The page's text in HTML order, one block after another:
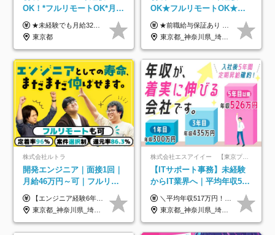
OK！*フルリモートOK*月給
32万～*残業月9.8h*1ヶ月の
研修*資格取得率100％
★未経験でも月給32万円スタート★ 月収32万円～35万円＋各種手当（資格手当だけで毎月15万の上乗せ実績あり！） ★資格手当豊富！1資格につき最大3万円支給 ★功績手当の導入で、毎月のお給与に上乗せで最大10万円支給している社員も！ ★1回の昇級で年収数十万UPも可 ★ゆくゆくは年収1000万以上も目指せる 年俸384万円～1,162万8,000円（12分割） ※経験・スキルを考慮の上決定します ※上記金額には固定残業代（月30h分・60,800円～66,500円）を含みます ※超過分は別途全額支給します ※試用期間2ヶ月間あり（その他待遇に差異はありません）
東京都
OK★フルリモートOK★月
給32万円～★残業月10h＆
年休120日以上★副業可
★前職給与保証あり ★月給32万円以上＋インセンティブあり 月給32万円以上＋インセンティブ＋各種手当 ※上記には固定残業代（月30時間・44,400円～）を含みます ※超過分は別途支給します ※試用期間はございません ★＼成果＝あなたの収入／★ 【1】案件単価ー8万円＝あなたの給与 参画したプロジェクトの案件単価から 一律8万円引いた金額があなたの給与です！ （月給例） ■1人称での構築・小規模な詳細設計 案件単価55万円ー8万円＝月給47万円（還元率85.5%） ■大型案件の設計・構築やプロジェクト管理 案件単価90万円ー8万円＝月給82万円（還元率91.1%） ‥‥‥‥‥‥‥‥‥‥‥‥‥‥‥‥‥‥ 【2】月給の他にも豊富なインセンティブあり 全員が月3～13万円のインセンティブをゲットしています！ ≪インセンティブ制度≫ 稼働している現場で増員・交代が発生し、 当社の人員を配属が決定した際に支給。 ◇C Addition正社員が参画 ：実粗利の10%／毎月 ◇協力会社所属の社員が参画：実粗利の30%／毎月 ≪リファラル制度≫ あなたの知り合いが当社のメンバーになった際に、 毎月1人あたり2万円支給します◎ ‥‥‥‥‥‥‥‥‥‥‥‥‥‥‥‥‥‥
東京都_神奈川県_埼玉県_千葉県_大阪府_愛知県_北海道_青森県_岩手県_宮城県_秋田県_山形県_福島県_茨城県_栃木県_群馬県_新潟県_山梨県_長野県_富山県_石川県_福井県_静岡県_岐阜県_三重県_兵庫県_京都府_滋賀県_奈良県_和歌山県_広島県_岡山県_鳥取県_島根県_山口県_徳島県_香川県_愛媛県_高知県_福岡県_熊本県_佐賀県_長崎県_大分県_宮崎県_鹿児島県_沖縄県
株式会社ルトラ
開発エンジニア｜面接1回｜
月給46万円～可｜フルリモ
ートも可｜案件選択制｜定
着率96％以上｜副業OK｜住
宅手当
【エンジニア経験6年以上の方】 月給46万円～100万円（固定残業代含む） ※上記月給には月30時間分の固定残業代（月8万7,400円～月19万円）を含む。超過分は全額支給。 【エンジニア経験4年以上の方】 月給42万円～100万円（固定残業代含む） ※上記月給には月30時間分の固定残業代（月7万9,800円～月19万円）を含む。超過分は全額支給。 【エンジニア経験4年未満の方】 月給38万円～100万円（固定残業代含む） ※上記月給には月30時間分の固定残業代（月7万2,200円～月19万円）を含む。超過分は全額支給。 ※経験、スキル、前職給与などを踏まえて決定。 ◆ルトラの給与制度のポイント！◆ ・社員の95%が入社時に年収UP！最高で300万円UPの実績も ・平均還元率86.3%（交通費・住宅手当・会社負担分の社保も含む） ・人柄やポテンシャルを評価し、スキル以上の希望年収を提示することも ・退職金制度やリファラル手当（平均50万円）あり
東京都_神奈川県_埼玉県_千葉県_大阪府_愛知県_北海道_青森県_岩手県_宮城県_秋田県_山形県_福島県_茨城県_栃木県_群馬県_新潟県_山梨県_長野県_富山県_石川県_福井県_静岡県_岐阜県_三重県_兵庫県_京都府_滋賀県_奈良県_和歌山県_広島県_岡山県_鳥取県_島根県_山口県_徳島県_香川県_愛媛県_高知県_福岡県_熊本県_佐賀県_長崎県_大分県_宮崎県_鹿児島県_沖縄県
株式会社エスアイイー 【東京プロマーケット上場】
【ITサポート事務】未経験
からIT業界へ｜平均年収517
万円｜ホワイト企業認定｜
年休134日｜リモートOK
＼平均年収517万円！入社5年目まで毎年必ず昇給／ ■賞与年3回 ■年収800万円以上も可 ■入社3年以上の平均年収469.2万円 月給23万2000円以上＋賞与年3回＋各種手当 ☆入社5年目まで最大1万5000円の定期昇給を確約 ┃各種手当充実 ・規定の資格を取得すれば、2000円～5万円を毎月支給（2万4000円～60万円／年） ・研修中に取得した取得率95％の資格でも研修後の給料UP ※月給は年齢・経験・能力を考慮して、優遇いたします ※上記月給金額は固定残業代（20時間/3万1300円円以上）を含み、超過分は別途支給いたします ※試用期間（6ヶ月）は月給に変動はありますが、その他待遇に差異はありません ├入社後1ヶ月～3ヶ月間は、月給20万1900円となります └上記金額は固定残業代（10時間／1万6000円）を含み、超過分は別途支給いたします
東京都_神奈川県_埼玉県_千葉県_大阪府_愛知県_北海道_青森県_岩手県_宮城県_秋田県_山形県_福島県_茨城県_栃木県_群馬県_新潟県_山梨県_長野県_富山県_石川県_福井県_静岡県_岐阜県_三重県_兵庫県_京都府_滋賀県_奈良県_和歌山県_広島県_岡山県_鳥取県_島根県_山口県_徳島県_香川県_愛媛県_高知県_福岡県_熊本県_佐賀県_長崎県_大分県_宮崎県_鹿児島県_沖縄県